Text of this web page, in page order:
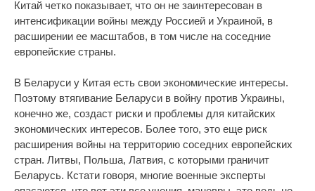
Китай четко показывает, что он не заинтересован в
интенсификации войны между Россией и Украиной, в
расширении ее масштабов, в том числе на соседние
европейские страны.
В Беларуси у Китая есть свои экономические интересы.
Поэтому втягивание Беларуси в войну против Украины,
конечно же, создаст риски и проблемы для китайских
экономических интересов. Более того, это еще риск
расширения войны на территорию соседних европейских
стран. Литвы, Польша, Латвия, с которыми граничит
Беларусь. Кстати говоря, многие военные эксперты